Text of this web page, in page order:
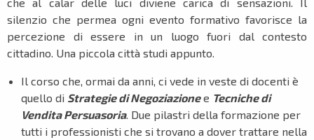
silenzio che permea ogni evento formativo favorisce la
percezione di essere in un luogo fuori dal contesto
cittadino. Una piccola città studi appunto.
Il corso che, ormai da anni, ci vede in veste di docenti è
quello di Strategie di Negoziazione e Tecniche di
Vendita Persuasoria. Due pilastri della formazione per
tutti i professionisti che si trovano a dover trattare nella